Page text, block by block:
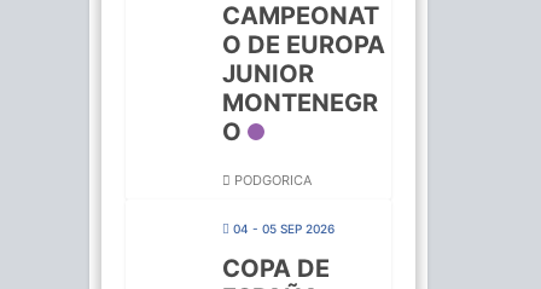
CAMPEONAT
O DE EUROPA
JUNIOR
MONTENEGR
O
PODGORICA
04 - 05 SEP 2026
COPA DE